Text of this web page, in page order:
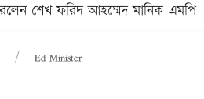
শেখ ফরিদ আহম্মেদ মানিক এমপি
Ed Minister